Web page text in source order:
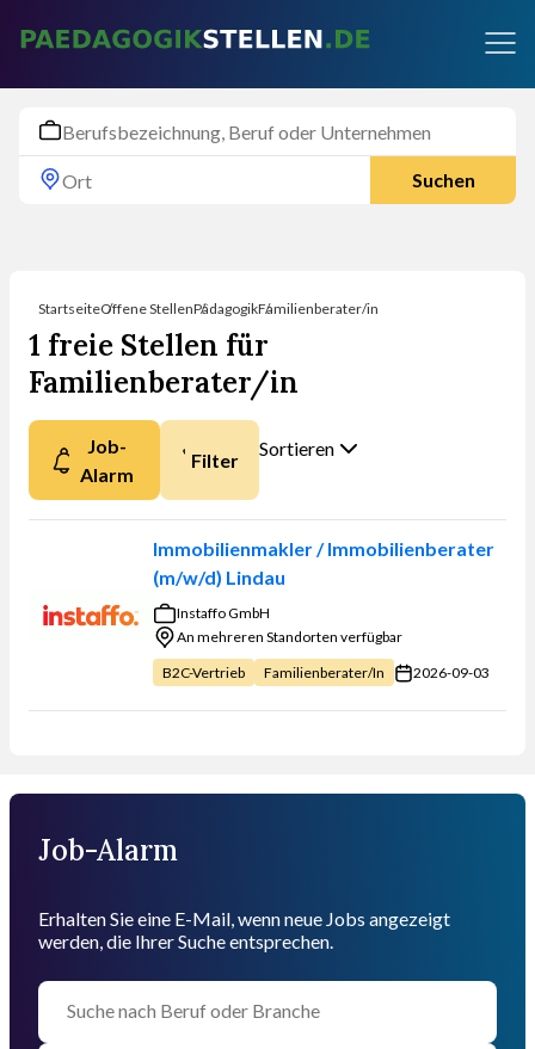
Suchen
StartseiteOffene StellenPädagogikFamilienberater/in
1 freie Stellen für
Familienberater/in
Job-
Alarm
Filter Sortieren
Sie sortieren?
Immobilienmakler / Immobilienberater
(m/w/d) Lindau
Instaffo GmbH
An mehreren Standorten verfügbar
B2C-Vertrieb
Familienberater/in 2026-09-03
Job-Alarm
Erhalten Sie eine E-Mail, wenn neue Jobs angezeigt
werden, die Ihrer Suche entsprechen.